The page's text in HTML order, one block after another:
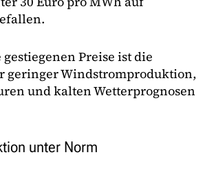
Preise ist die
geringer Windstromproduktion,
und kalten Wetterprognosen
unter Norm